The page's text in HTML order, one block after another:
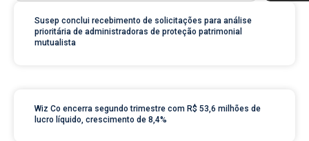
Susep conclui recebimento de solicitações para análise
prioritária de administradoras de proteção patrimonial
mutualista
Wiz Co encerra segundo trimestre com R$ 53,6 milhões de
lucro líquido, crescimento de 8,4%